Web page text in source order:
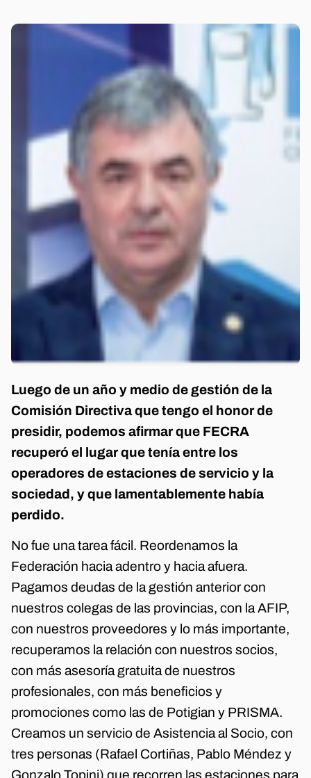
Luego de un año y medio de gestión de la
Comisión Directiva que tengo el honor de
presidir, podemos afirmar que FECRA
recuperó el lugar que tenía entre los
operadores de estaciones de servicio y la
sociedad, y que lamentablemente había
perdido.
No fue una tarea fácil. Reordenamos la
Federación hacia adentro y hacia afuera.
Pagamos deudas de la gestión anterior con
nuestros colegas de las provincias, con la AFIP,
con nuestros proveedores y lo más importante,
recuperamos la relación con nuestros socios,
con más asesoría gratuita de nuestros
profesionales, con más beneficios y
promociones como las de Potigian y PRISMA.
Creamos un servicio de Asistencia al Socio, con
tres personas (Rafael Cortiñas, Pablo Méndez y
Gonzalo Topini) que recorren las estaciones para